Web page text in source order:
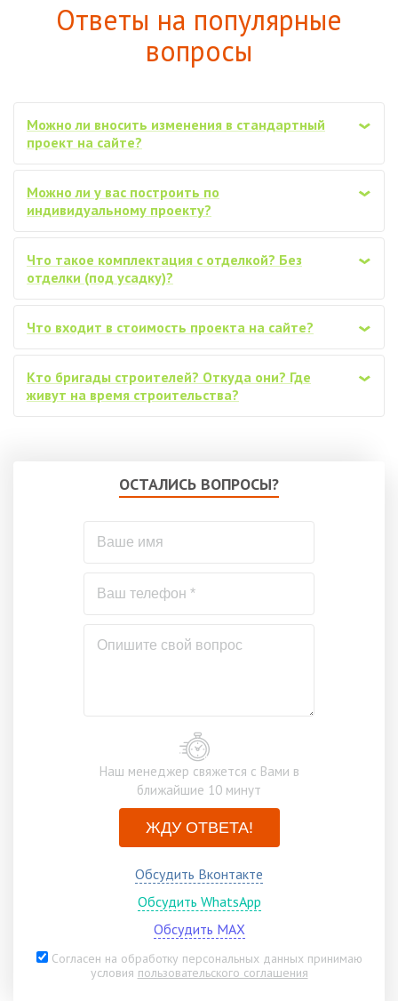
Ответы на популярные
вопросы
‹
Можно ли вносить изменения в стандартный
проект на сайте?
‹
Можно ли у вас построить по
индивидуальному проекту?
‹
Что такое комплектация с отделкой? Без
отделки (под усадку)?
‹
Что входит в стоимость проекта на сайте?
‹
Кто бригады строителей? Откуда они? Где
живут на время строительства?
ОСТАЛИСЬ ВОПРОСЫ?
Наш менеджер свяжется с Вами в
ближайшие 10 минут
ЖДУ ОТВЕТА!
Обсудить Вконтакте
Обсудить WhatsApp
Обсудить MAX
Согласен на обработку персональных данных принимаю
условия пользовательского соглашения